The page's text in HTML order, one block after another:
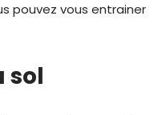
pouvez vous entrainer
sol